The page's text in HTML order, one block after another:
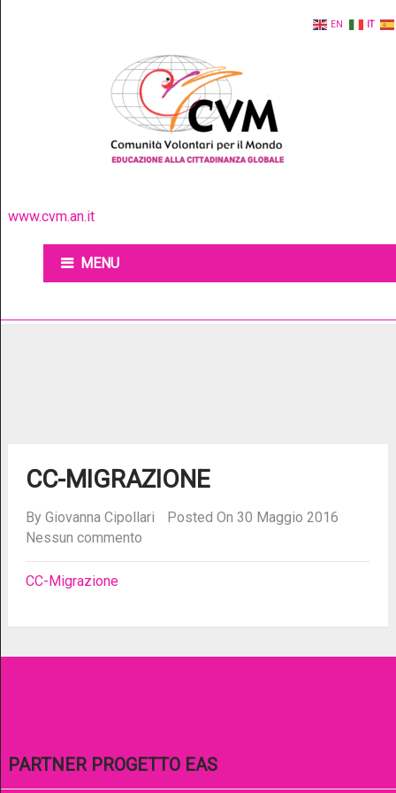
www.cvm.an.it
MENU
CC-MIGRAZIONE
By Giovanna Cipollari
Posted On 30 Maggio 2016
Nessun commento
CC-Migrazione
PARTNER PROGETTO EAS
EN IT